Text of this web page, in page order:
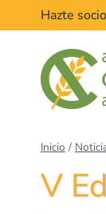
Hazte
Inicio /
V